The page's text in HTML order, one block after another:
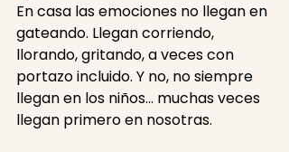
En casa las emociones no llegan en
gateando. Llegan corriendo,
llorando, gritando, a veces con
portazo incluido. Y no, no siempre
llegan en los niños… muchas veces
llegan primero en nosotras.